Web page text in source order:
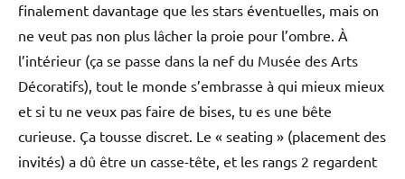
finalement davantage que les stars éventuelles, mais on
ne veut pas non plus lâcher la proie pour l’ombre. À
l’intérieur (ça se passe dans la nef du Musée des Arts
Décoratifs), tout le monde s’embrasse à qui mieux mieux
et si tu ne veux pas faire de bises, tu es une bête
curieuse. Ça tousse discret. Le « seating » (placement des
invités) a dû être un casse-tête, et les rangs 2 regardent